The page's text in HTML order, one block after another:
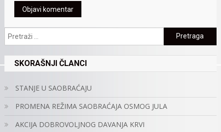
Pretraga:
SKORAŠNJI ČLANCI
STANJE U SAOBRAĆAJU
PROMENA REŽIMA SAOBRAĆAJA OSMOG JULA
AKCIJA DOBROVOLJNOG DAVANJA KRVI